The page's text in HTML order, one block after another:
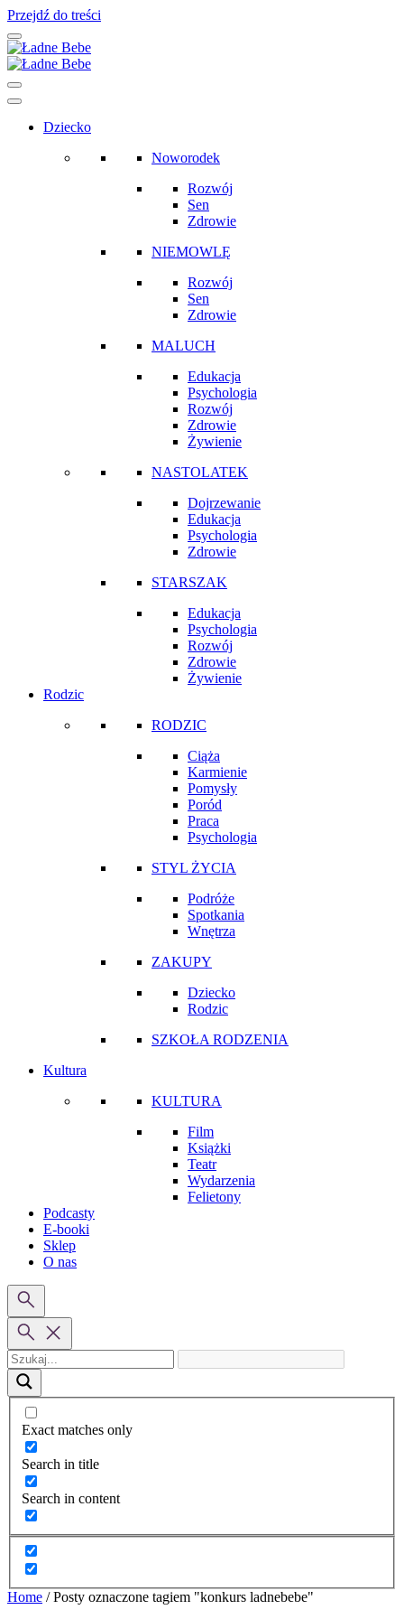
Przejdź do treści
Main
Navigation
Dziecko
Noworodek
Rozwój
Sen
Zdrowie
NIEMOWLĘ
Rozwój
Sen
Zdrowie
MALUCH
Edukacja
Psychologia
Rozwój
Zdrowie
Żywienie
NASTOLATEK
Dojrzewanie
Edukacja
Psychologia
Zdrowie
STARSZAK
Edukacja
Psychologia
Rozwój
Zdrowie
Żywienie
Rodzic
RODZIC
Ciąża
Karmienie
Pomysły
Poród
Praca
Psychologia
STYL ŻYCIA
Podróże
Spotkania
Wnętrza
ZAKUPY
Dziecko
Rodzic
SZKOŁA RODZENIA
Kultura
KULTURA
Film
Książki
Teatr
Wydarzenia
Felietony
Podcasty
E-booki
Sklep
O nas
Exact matches only
Search in title
Search in content
Home / Posty oznaczone tagiem "konkurs ladnebebe"